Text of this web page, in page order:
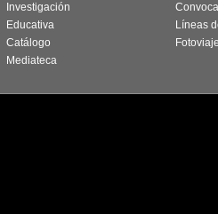
Investigación
Educativa
Catálogo
Mediateca
Líneas